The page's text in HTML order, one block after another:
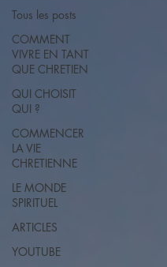
Tous les posts
COMMENT
VIVRE EN TANT
QUE CHRETIEN
QUI CHOISIT
QUI ?
COMMENCER
LA VIE
CHRETIENNE
LE MONDE
SPIRITUEL
ARTICLES
YOUTUBE